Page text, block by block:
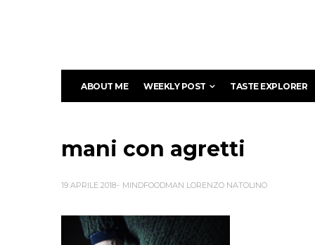
ABOUT ME WEEKLY POST TASTE EXPLORER
mani con agretti
19 APRILE 2018 MINDFOODMAN LORENZO NATOLINO